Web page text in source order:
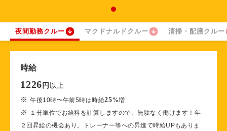
夜間勤務クルー マクドナルドクルー 清掃・配膳クルー
時給
1226 円 以上
※午後10時〜午前5時は時給25%増
※
１分単位でお給料を計算しますので、無駄なく働けます！年
２回昇給の機会あり。トレーナー等への昇進で時給UPもありま